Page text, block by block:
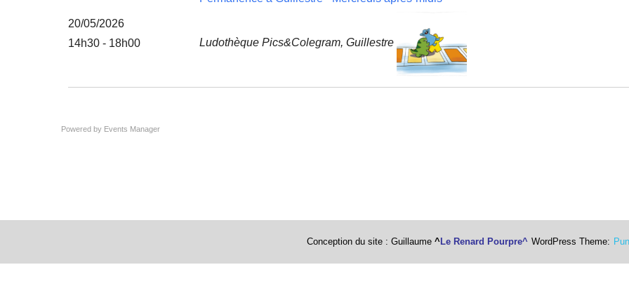
20/05/2026
14h30 - 18h00
Ludothèque Pics&Colegram, Guillestre
Powered by Events Manager
Conception du site : Guillaume ^Le Renard Pourpre^ WordPress Theme: